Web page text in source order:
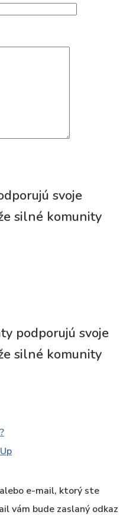
svoje
silné komunity
podporujú svoje
silné komunity
e-mail, ktorý ste
vám bude zaslaný odkaz